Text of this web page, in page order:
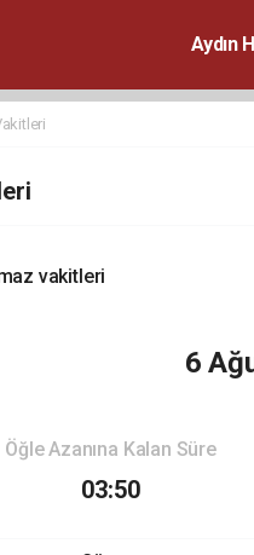
Aydın
vakitleri
6
Öğle Azanına Kalan Süre
03:50